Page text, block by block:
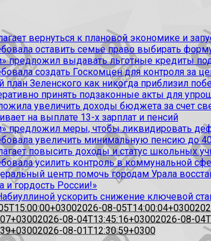
вернуться к плановой экономике и
оставить семье право выбирать
предложил выдавать льготные кредиты
создать Госкомцен для контроля за
Зеленского как никогда приблизил
принять подзаконные акты для
увеличить доходы бюджета за счет
на выплате 13-х зарплат и пенсий
предложил меры, чтобы ликвидировать
увеличить минимальную пенсию до
повысить доходы и статус школьных
усилить контроль в коммунальной
центр помочь городам Урала
гордость России!»
ускорить снижение ключевой
2026-08-05T14:00:04+0300
2026-08-04T13:45:16+03002026-08-
2026-08-01T12:30:59+0300